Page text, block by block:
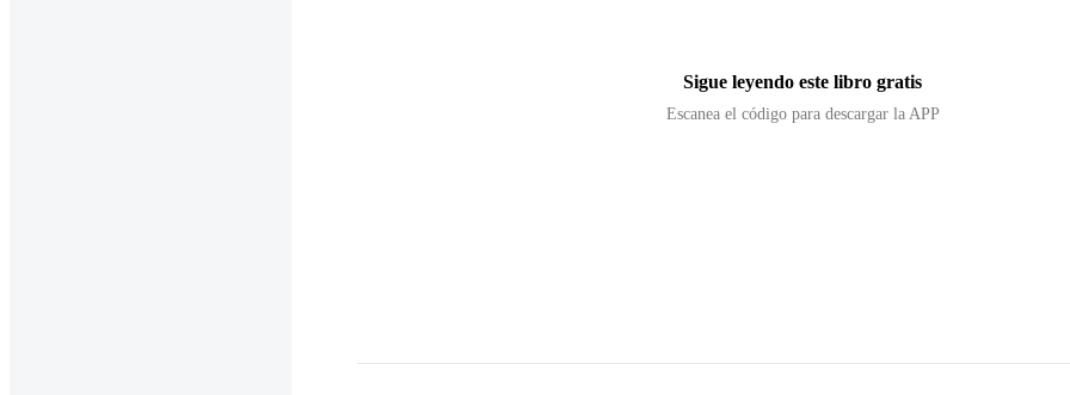
Sigue leyendo este libro gratis
Escanea el código para descargar la APP